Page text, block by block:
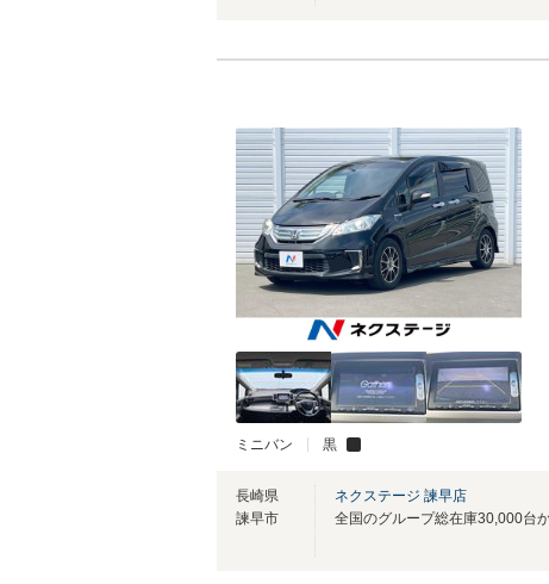
ミニバン 黒
長崎県
諫早市
ネクステージ 諫早店